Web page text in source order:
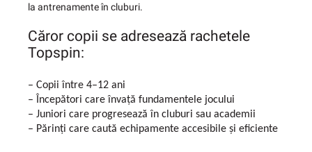
la antrenamente în cluburi.
Căror copii se adresează rachetele
Topspin:
– Copii între 4–12 ani
– Începători care învață fundamentele jocului
– Juniori care progresează în cluburi sau academii
– Părinți care caută echipamente accesibile și eficiente